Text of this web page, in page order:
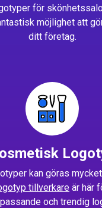
för
möjlighet att
ditt företag.
kan göras
tillverkare är här
och trendig